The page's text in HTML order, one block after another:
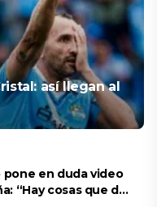
así llegan al
pone en duda video
“Hay cosas que de